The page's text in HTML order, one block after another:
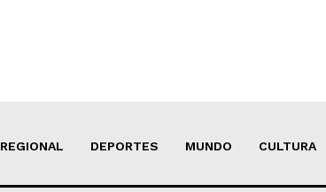
REGIONAL DEPORTES MUNDO CULTURA